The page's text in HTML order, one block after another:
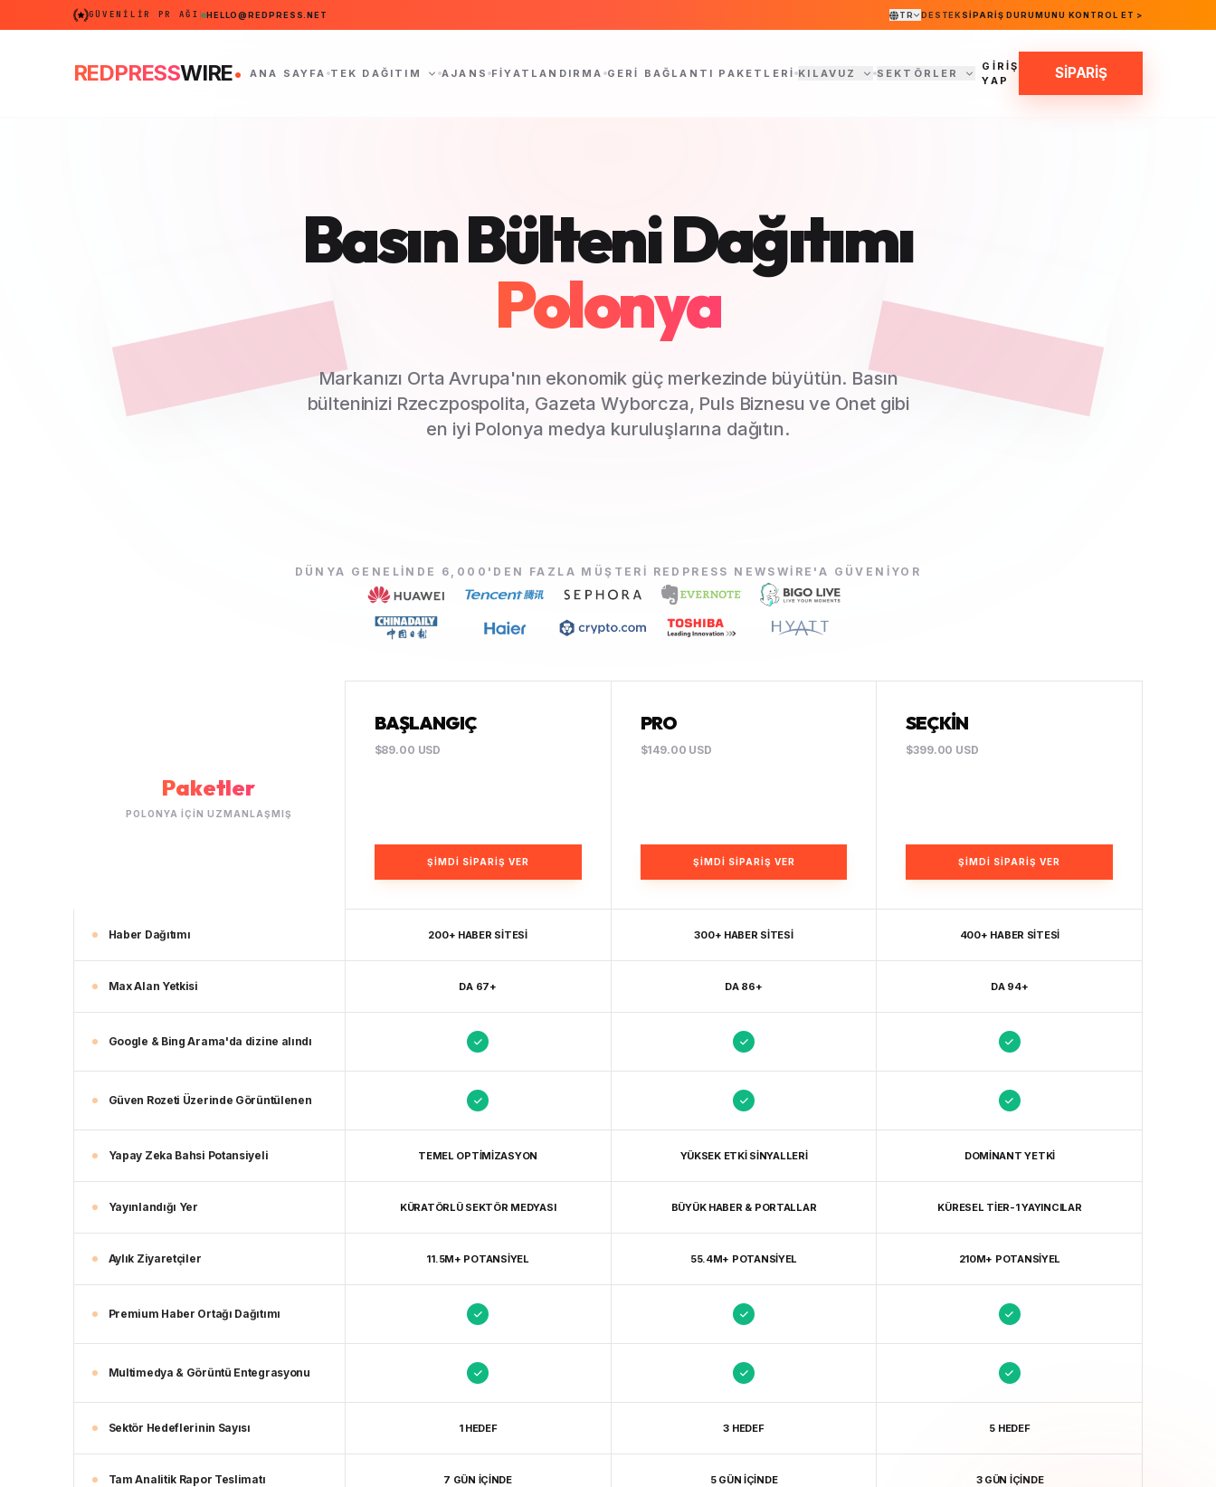
GÜVENILIR PR AĞI HELLO@REDPRESS.NET TR DESTEK SIPARIŞ DURUMUNU KONTROL ET >
REDPRESSWIRE. ANA SAYFA TEK DAĞITIM AJANS FIYATLANDIRMA GERI BAĞLANTI PAKETLERI KILAVUZ SEKTÖRLER
GİRİŞ
YAP
SİPARİŞ
Basın Bülteni Dağıtımı
Polonya
Markanızı Orta Avrupa'nın ekonomik güç merkezinde büyütün. Basın
bülteninizi Rzeczpospolita, Gazeta Wyborcza, Puls Biznesu ve Onet gibi
en iyi Polonya medya kuruluşlarına dağıtın.
DÜNYA GENELINDE 6,000'DEN FAZLA MÜŞTERI REDPRESS NEWSWIRE'A GÜVENIYOR
Paketler
POLONYA IÇIN UZMANLAŞMIŞ
BAŞLANGIÇ
$89.00 USD
ŞIMDI SIPARIŞ VER
PRO
$149.00 USD
ŞIMDI SIPARIŞ VER
SEÇKIN
$399.00 USD
ŞIMDI SIPARIŞ VER
Haber Dağıtımı 200+ HABER SITESI 300+ HABER SITESI 400+ HABER SITESI
Max Alan Yetkisi DA 67+ DA 86+ DA 94+
Google & Bing Arama'da dizine alındı
Güven Rozeti Üzerinde Görüntülenen
Yapay Zeka Bahsi Potansiyeli TEMEL OPTIMIZASYON YÜKSEK ETKI SINYALLERI DOMINANT YETKI
Yayınlandığı Yer KÜRATÖRLÜ SEKTÖR MEDYASI BÜYÜK HABER & PORTALLAR KÜRESEL TIER-1 YAYINCILAR
Aylık Ziyaretçiler 11.5M+ POTANSIYEL 55.4M+ POTANSIYEL 210M+ POTANSIYEL
Premium Haber Ortağı Dağıtımı
Multimedya & Görüntü Entegrasyonu
Sektör Hedeflerinin Sayısı 1 HEDEF 3 HEDEF 5 HEDEF
Tam Analitik Rapor Teslimatı 7 GÜN İÇINDE 5 GÜN İÇINDE 3 GÜN İÇINDE